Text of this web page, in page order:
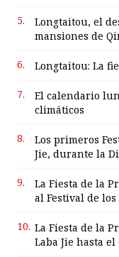
5.
Longtaitou, el
mansiones de
6. Longtaitou: La
7.
El calendario
climáticos
8.
Los primeros
Jie, durante la
9.
La Fiesta de la
al Festival de los
10. La Fiesta de la
Laba Jie hasta